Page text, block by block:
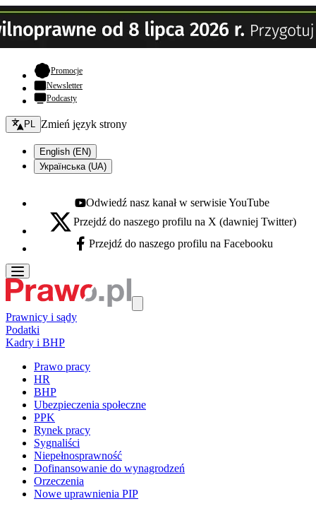
Promocje- otwiera się w nowej karcie
Newsletter
Podcasty
Zmień język - bieżący:
PL Zmień język strony
English (EN)
Українська (UA)
Youtube - otwiera się w nowej karcie
Odwiedź nasz kanał w serwisie YouTube
X - otwiera się w nowej karcie
Przejdź do naszego profilu na X (dawniej Twitter)
Facebook - otwiera się w nowej karcie
Przejdź do naszego profilu na Facebooku
Prawnicy i sądy
Podatki
Kadry i BHP
Prawo pracy
HR
BHP
Ubezpieczenia społeczne
PPK
Rynek pracy
Sygnaliści
Niepełnosprawność
Dofinansowanie do wynagrodzeń
Orzeczenia
Nowe uprawnienia PIP